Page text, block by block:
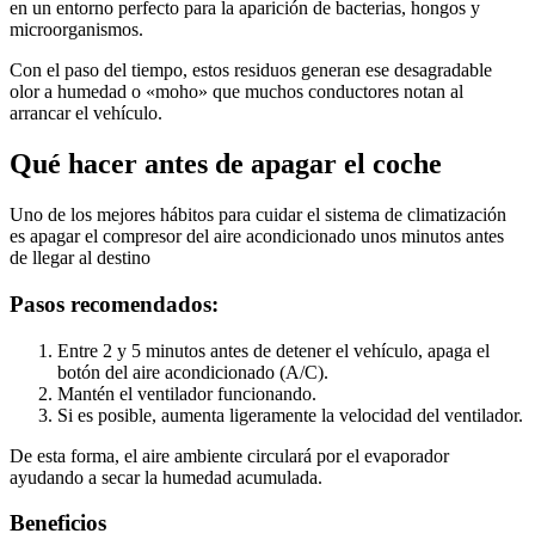
en un entorno perfecto para la aparición de bacterias, hongos y
microorganismos.
Con el paso del tiempo, estos residuos generan ese desagradable
olor a humedad o «moho» que muchos conductores notan al
arrancar el vehículo.
Qué hacer antes de apagar el coche
Uno de los mejores hábitos para cuidar el sistema de climatización
es apagar el compresor del aire acondicionado unos minutos antes
de llegar al destino
Pasos recomendados:
Entre 2 y 5 minutos antes de detener el vehículo, apaga el
botón del aire acondicionado (A/C).
Mantén el ventilador funcionando.
Si es posible, aumenta ligeramente la velocidad del ventilador.
De esta forma, el aire ambiente circulará por el evaporador
ayudando a secar la humedad acumulada.
Beneficios